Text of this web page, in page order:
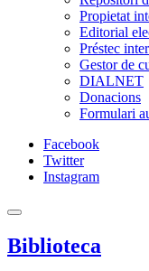
Propietat
Editorial
Préstec
Gestor de
DIALNET
Donacions
Formulari
Facebook
Twitter
Instagram
Biblioteca